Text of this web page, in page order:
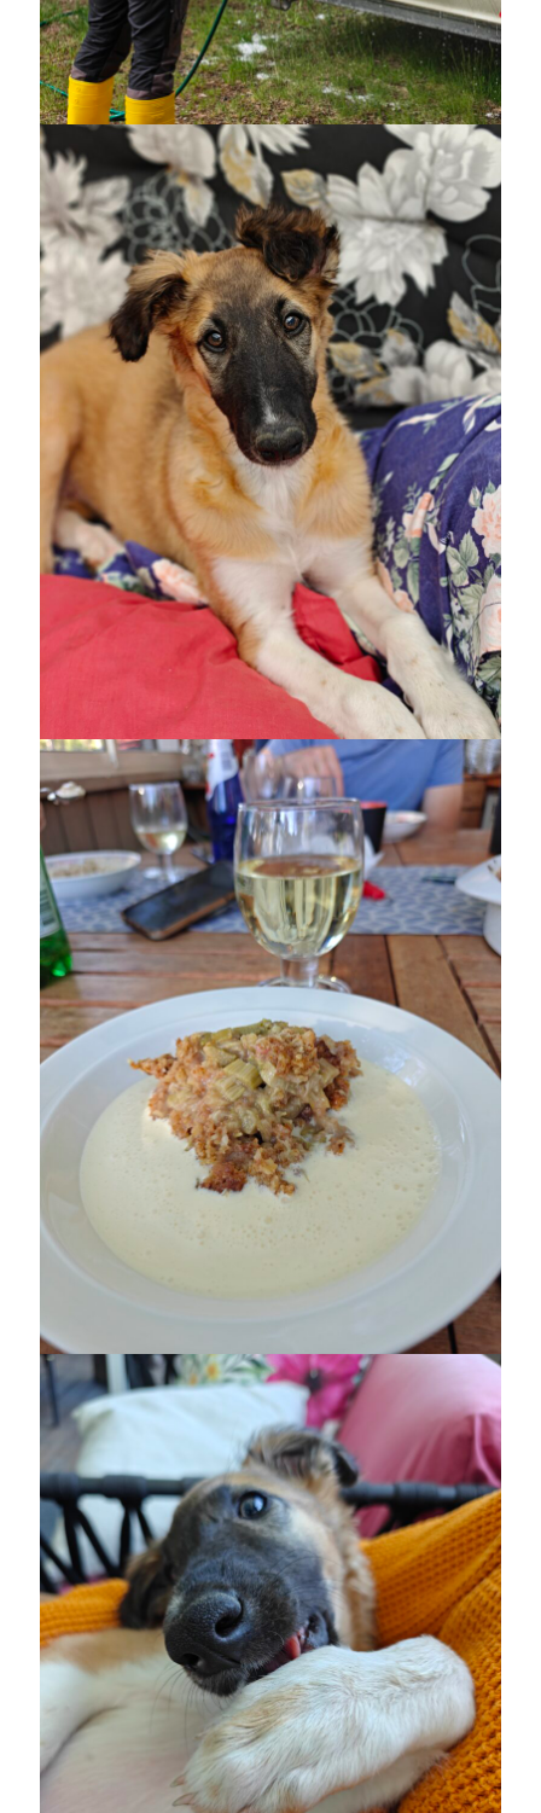
Camilla om SPAM
maj 2026
M T O T F L
1
2
3
4
5 6 7 8 9
10
11
12 13 14 15
17
19 20 21 22 23
24
25
26 27 28 29 30 31
« apr jun »
Arkiv
augusti 2026
juli 2026
juni 2026
december 2025
november 2025
oktober 2025
september 2025
augusti 2025
juli 2025
juni 2025
maj 2025
april 2025
mars 2025
februari 2025
januari 2025
december 2024
november 2024
juli 2024
juni 2024
mars 2024
februari 2024
januari 2024
december 2023
november 2023
oktober 2023
september 2023
augusti 2023
juli 2023
juni 2023
maj 2023
april 2023
februari 2023
januari 2023
december 2022